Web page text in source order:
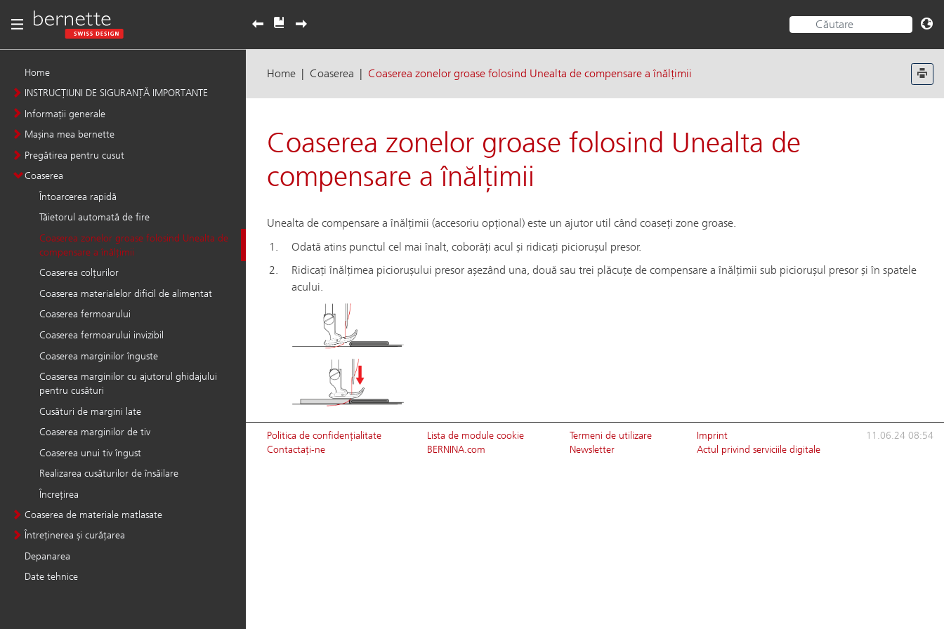
Home
INSTRUCȚIUNI DE SIGURANȚĂ IMPORTANTE
Informații generale
Mașina mea bernette
Pregătirea pentru cusut
Coaserea
Întoarcerea rapidă
Tăietorul automată de fire
Coaserea zonelor groase folosind Unealta de
compensare a înălțimii
Coaserea colțurilor
Coaserea materialelor dificil de alimentat
Coaserea fermoarului
Coaserea fermoarului invizibil
Coaserea marginilor înguste
Coaserea marginilor cu ajutorul ghidajului
pentru cusături
Cusături de margini late
Coaserea marginilor de tiv
Coaserea unui tiv îngust
Realizarea cusăturilor de însăilare
Încrețirea
Coaserea de materiale matlasate
Întreținerea și curățarea
Depanarea
Date tehnice